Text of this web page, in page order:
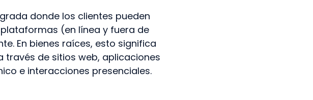
donde los clientes pueden
(en línea y fuera de
En bienes raíces, esto significa
de sitios web, aplicaciones
e interacciones presenciales.